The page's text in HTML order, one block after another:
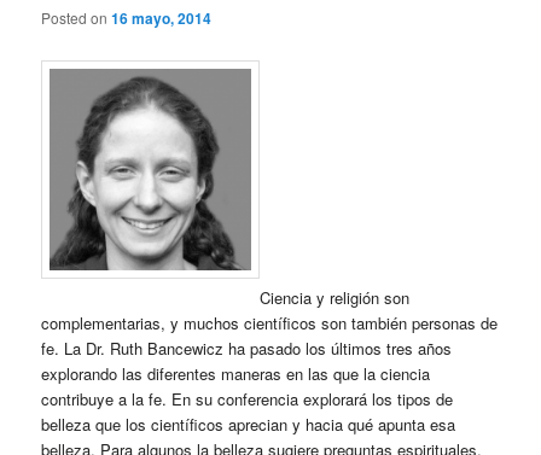
Posted on16 mayo, 2014
Ciencia y religión son
complementarias, y muchos científicos son también personas de
fe. La Dr. Ruth Bancewicz ha pasado los últimos tres años
explorando las diferentes maneras en las que la ciencia
contribuye a la fe. En su conferencia explorará los tipos de
belleza que los científicos aprecian y hacia qué apunta esa
belleza. Para algunos la belleza sugiere preguntas espirituales.